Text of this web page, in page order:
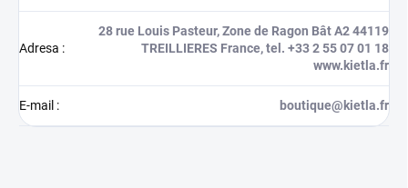
Adresa :
28 rue Louis Pasteur, Zone de Ragon Bât A2 44119
TREILLIERES France, tel. +33 2 55 07 01 18
www.kietla.fr
E-mail : boutique@kietla.fr